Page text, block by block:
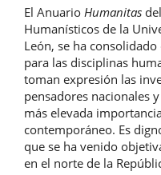
artículo
El Anuario Humanitas
Humanísticos de la
León, se ha
para las disciplinas
toman expresión las
pensadores nacionales
más elevada
contemporáneo. Es
que se ha venido
en el norte de la